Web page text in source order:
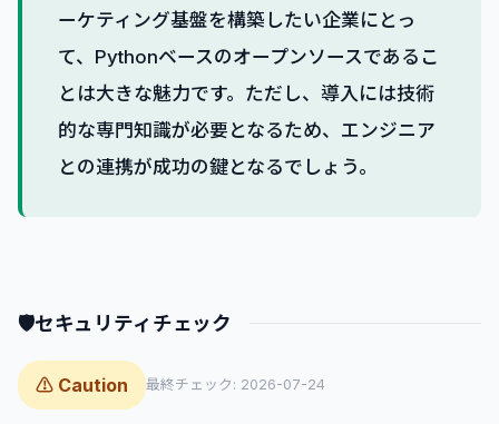
ーケティング基盤を構築したい企業にとっ
て、Pythonベースのオープンソースであるこ
とは大きな魅力です。ただし、導入には技術
的な専門知識が必要となるため、エンジニア
との連携が成功の鍵となるでしょう。
🛡セキュリティチェック
⚠ Caution 最終チェック: 2026-07-24